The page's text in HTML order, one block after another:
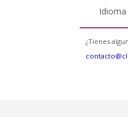
Idioma
¿Tienes